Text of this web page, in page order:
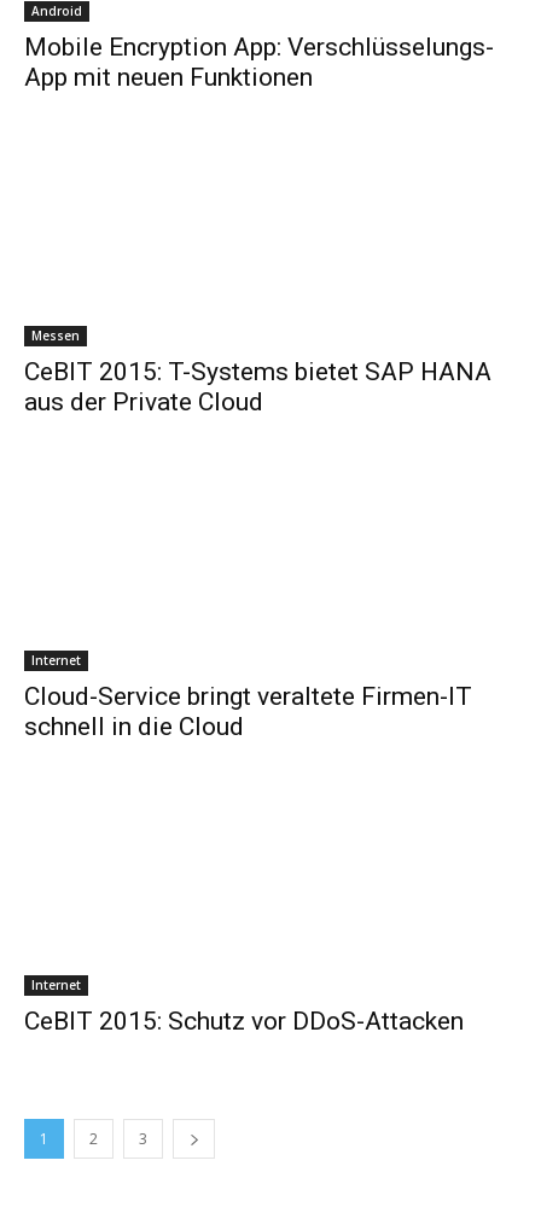
Android
Mobile Encryption App: Verschlüsselungs-
App mit neuen Funktionen
Messen
CeBIT 2015: T-Systems bietet SAP HANA
aus der Private Cloud
Internet
Cloud-Service bringt veraltete Firmen-IT
schnell in die Cloud
Internet
CeBIT 2015: Schutz vor DDoS-Attacken
1 2 3